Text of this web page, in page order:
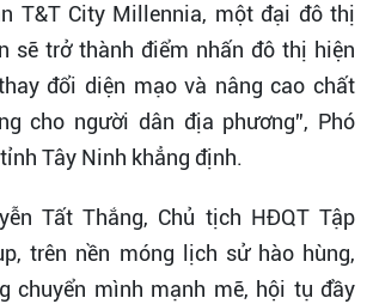
T&T City Millennia, một đại đô thị
sẽ trở thành điểm nhấn đô thị hiện
đổi diện mạo và nâng cao chất
cho người dân địa phương”, Phó
Tây Ninh khẳng định.
Tất Thắng, Chủ tịch HĐQT Tập
trên nền móng lịch sử hào hùng,
chuyển mình mạnh mẽ, hội tụ đầy